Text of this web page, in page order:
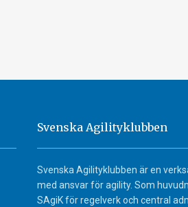
Svenska Agilityklubben
Svenska Agilityklubben är en
med ansvar för agility. Som
SAgiK för regelverk och central